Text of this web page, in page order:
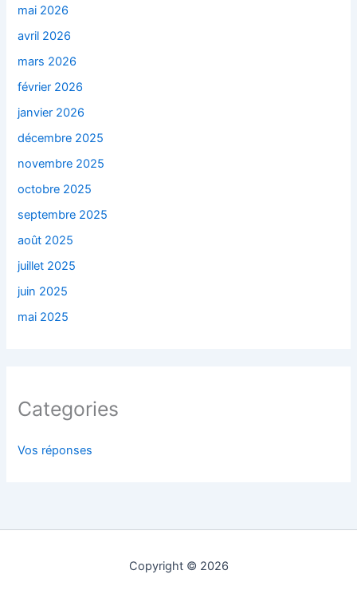
mai 2026
avril 2026
mars 2026
février 2026
janvier 2026
décembre 2025
novembre 2025
octobre 2025
septembre 2025
août 2025
juillet 2025
juin 2025
mai 2025
Categories
Vos réponses
Copyright © 2026